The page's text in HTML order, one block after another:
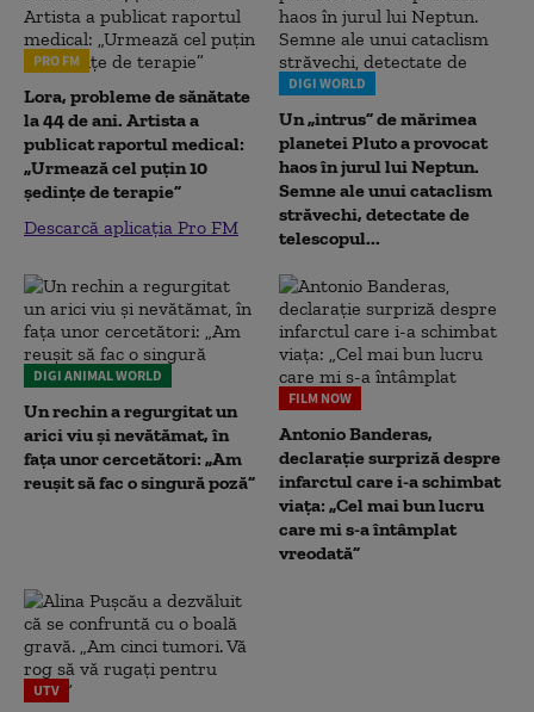
PRO FM
Lora, probleme de sănătate
la 44 de ani. Artista a
publicat raportul medical:
„Urmează cel puțin 10
ședințe de terapie”
Descarcă aplicația Pro FM
DIGI WORLD
Un „intrus” de mărimea
planetei Pluto a provocat
haos în jurul lui Neptun.
Semne ale unui cataclism
străvechi, detectate de
telescopul...
DIGI ANIMAL WORLD
Un rechin a regurgitat un
arici viu și nevătămat, în
fața unor cercetători: „Am
reușit să fac o singură poză”
FILM NOW
Antonio Banderas,
declarație surpriză despre
infarctul care i-a schimbat
viața: „Cel mai bun lucru
care mi s-a întâmplat
vreodată”
UTV